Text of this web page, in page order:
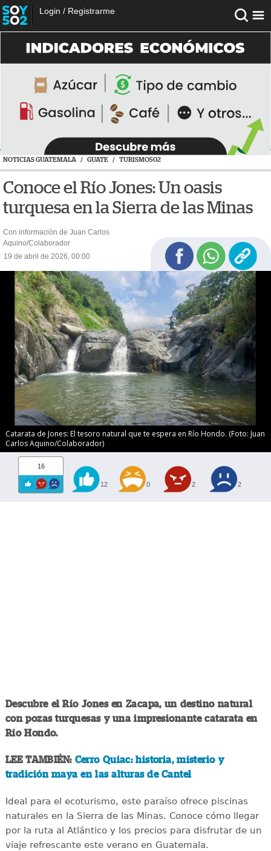
Login / Registrarme
NOTICIAS GUATEMALA / GUATE / TURISMO502
Conoce el Río Jones: Un oasis
turquesa en la Sierra de las Minas
Con información de Juan Carlos
Aquino/Colaborador
19 de abril de 2026, 00:00
Catarata de Jones: El tesoro natural que te espera en Río Hondo. (Foto: Juan
Carlos Aquino/Colaborador)
16
12 0 2 2
Descubre el Río Jones en Zacapa, un destino natural
con pozas turquesas y una impresionante catarata en
Río Hondo.
LEE TAMBIÉN: Cerro Quiac: historia, misterio y
tradición maya en las alturas de Cantel
Ideal para el ecoturismo, este paraíso ofrece piscinas
naturales en la Sierra de las Minas. Conoce cómo llegar
por la ruta al Atlántico y los precios para disfrutar de un
viaje refrescante este verano en Guatemala.